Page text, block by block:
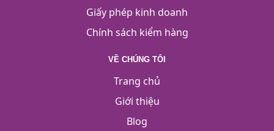
Giấy phép kinh doanh
Chính sách kiểm hàng
VỀ CHÚNG TÔI
Trang chủ
Giới thiệu
Blog